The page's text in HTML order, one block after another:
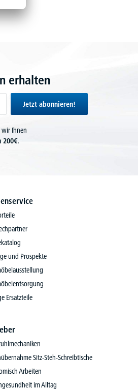
erhalten
Jetzt abonnieren!
wir Ihnen
und Prospekte
Ersatzteile
Sitz-Steh-Schreibtische
Arbeiten
im Alltag